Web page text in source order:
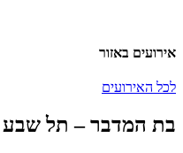
אירועים באזור
לכל האירועים
בת המדבר – תל שבע